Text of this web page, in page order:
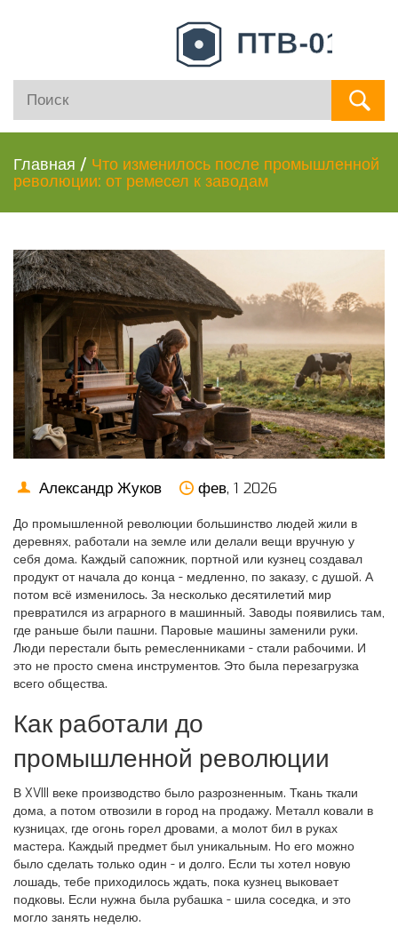
Главная / Что изменилось после промышленной
революции: от ремесел к заводам
Александр Жуков фев, 1 2026
До промышленной революции большинство людей жили в
деревнях, работали на земле или делали вещи вручную у
себя дома. Каждый сапожник, портной или кузнец создавал
продукт от начала до конца - медленно, по заказу, с душой. А
потом всё изменилось. За несколько десятилетий мир
превратился из аграрного в машинный. Заводы появились там,
где раньше были пашни. Паровые машины заменили руки.
Люди перестали быть ремесленниками - стали рабочими. И
это не просто смена инструментов. Это была перезагрузка
всего общества.
Как работали до
промышленной революции
В XVIII веке производство было разрозненным. Ткань ткали
дома, а потом отвозили в город на продажу. Металл ковали в
кузницах, где огонь горел дровами, а молот бил в руках
мастера. Каждый предмет был уникальным. Но его можно
было сделать только один - и долго. Если ты хотел новую
лошадь, тебе приходилось ждать, пока кузнец выковает
подковы. Если нужна была рубашка - шила соседка, и это
могло занять неделю.